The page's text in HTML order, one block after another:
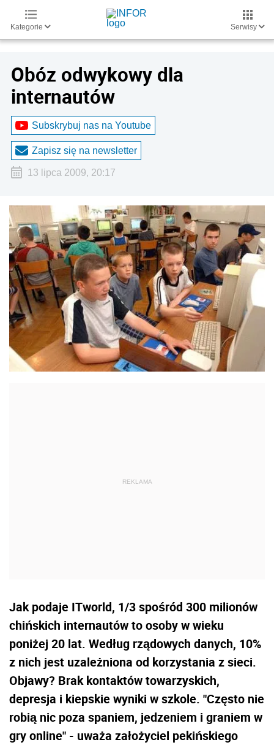
Kategorie Serwisy
Obóz odwykowy dla
internautów
Subskrybuj nas na Youtube
Zapisz się na newsletter
13 lipca 2009, 20:17
Jak podaje ITworld, 1/3 spośród 300 milionów
chińskich internautów to osoby w wieku
poniżej 20 lat. Według rządowych danych, 10%
z nich jest uzależniona od korzystania z sieci.
Objawy? Brak kontaktów towarzyskich,
depresja i kiepskie wyniki w szkole. "Często nie
robią nic poza spaniem, jedzeniem i graniem w
gry online" - uważa założyciel pekińskiego